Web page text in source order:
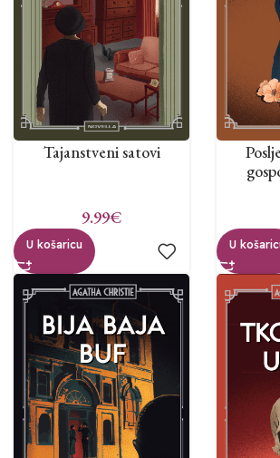
Tajanstveni satovi
9.99€
U košaricu U